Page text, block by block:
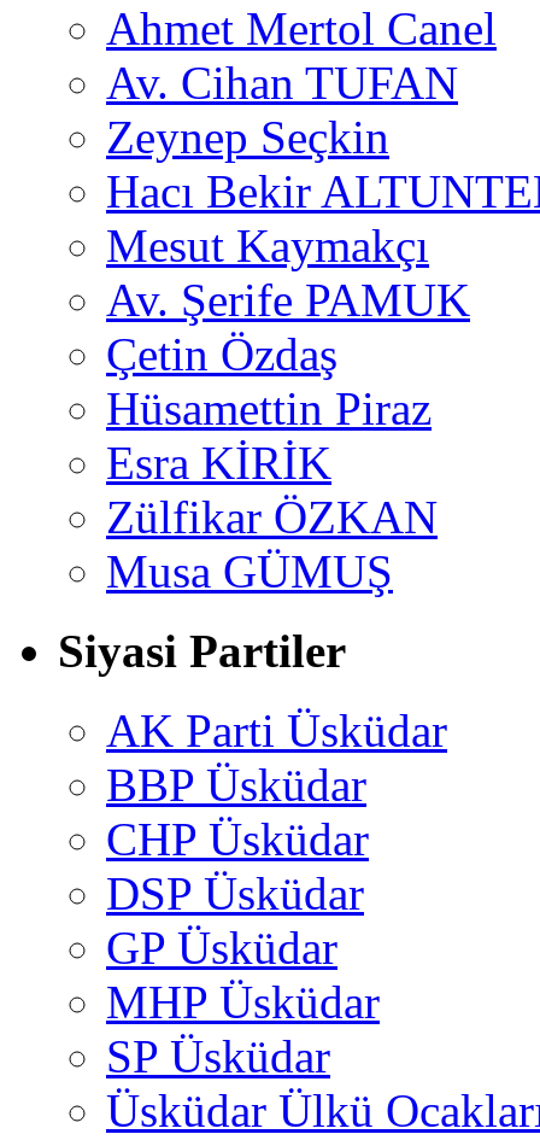
Ahmet Mertol Canel
Av. Cihan TUFAN
Zeynep Seçkin
Hacı Bekir
Mesut Kaymakçı
Av. Şerife PAMUK
Çetin Özdaş
Hüsamettin Piraz
Esra KİRİK
Zülfikar ÖZKAN
Musa GÜMUŞ
Siyasi Partiler
AK Parti Üsküdar
BBP Üsküdar
CHP Üsküdar
DSP Üsküdar
GP Üsküdar
MHP Üsküdar
SP Üsküdar
Üsküdar Ülkü